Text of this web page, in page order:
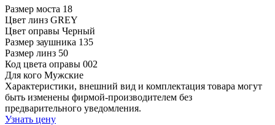
Размер моста 18
Цвет линз GREY
Цвет оправы Черный
Размер заушника 135
Размер линз 50
Код цвета оправы 002
Для кого Мужские
Характеристики, внешний вид и комплектация товара могут
быть изменены фирмой-производителем без
предварительного уведомления.
Узнать цену